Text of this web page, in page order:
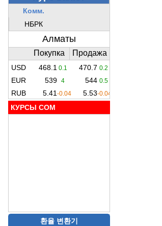
КУРСЫ COM
환율 변환기